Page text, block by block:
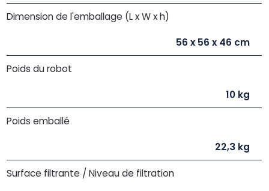
Dimension de l'emballage (L x W x h)
56 x 56 x 46 cm
Poids du robot
10 kg
Poids emballé
22,3 kg
Surface filtrante / Niveau de filtration